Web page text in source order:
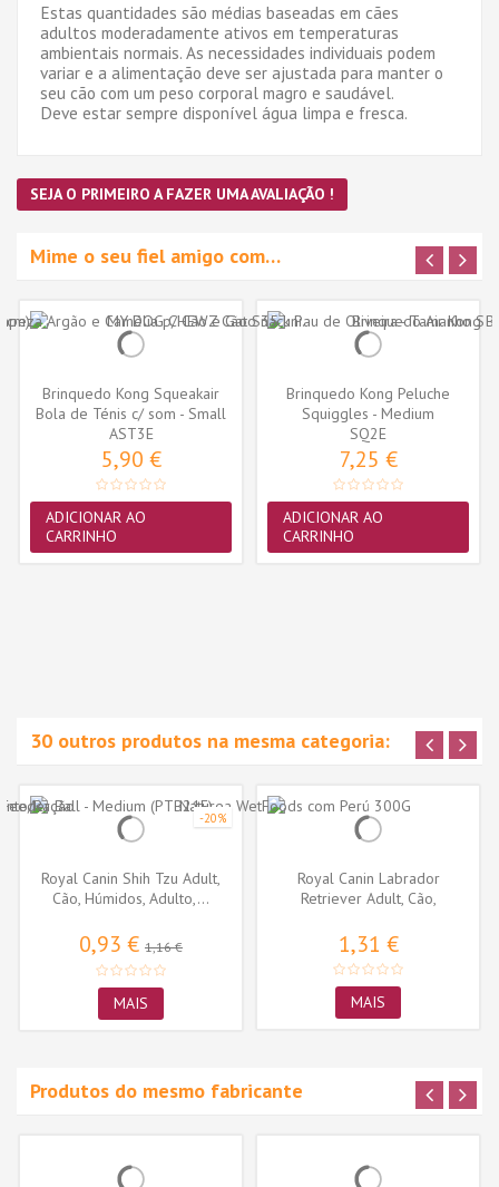
Estas quantidades são médias baseadas em cães
adultos moderadamente ativos em temperaturas
ambientais normais. As necessidades individuais podem
variar e a alimentação deve ser ajustada para manter o
seu cão com um peso corporal magro e saudável.
Deve estar sempre disponível água limpa e fresca.
SEJA O PRIMEIRO A FAZER UMA AVALIAÇÃO !
Mime o seu fiel amigo com…
Brinquedo Kong Squeakair
Bola de Ténis c/ som - Small
-...
AST3E
5,90 €
ADICIONAR AO
CARRINHO
Brinquedo Kong Peluche
Squiggles - Medium
Personagem...
SQ2E
7,25 €
ADICIONAR AO
CARRINHO
30 outros produtos na mesma categoria:
-20%
Royal Canin Shih Tzu Adult,
Cão, Húmidos, Adulto,...
0,93 € 1,16 €
MAIS
Royal Canin Labrador
Retriever Adult, Cão,
1,31 €
MAIS
Produtos do mesmo fabricante